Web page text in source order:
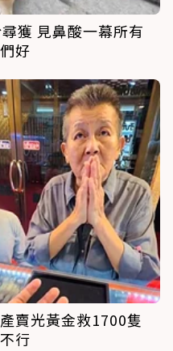
獲 見鼻酸一幕所有
好
賣光黃金救1700隻
行